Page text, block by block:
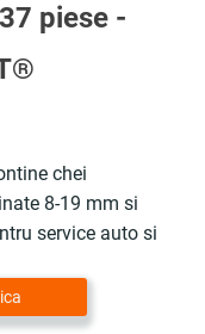
piese -
chei
8-19 mm si
service auto si